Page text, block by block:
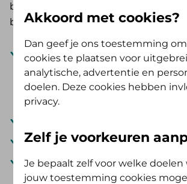
bent zelf verantwoordelijk voor het
bijvoorbeeld voor
een evenredige besteding van
alleen de uren/minuten die per
afgegeven in de
besteden.
het declareren
een kwalitatief goede zorginzet
Akkoord met cookies?
Dan geef je ons toestemming
cookies te plaatsen voor
analytische, advertentie en
doelen. Deze cookies hebben
privacy.
Zelf je voorkeuren
Je bepaalt zelf voor welke
jouw toestemming cookies